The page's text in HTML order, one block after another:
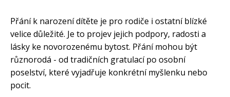
Přání k narození dítěte je pro rodiče i ostatní blízké
velice důležité. Je to projev jejich podpory, radosti a
lásky ke novorozenému bytost. Přání mohou být
různorodá - od tradičních gratulací po osobní
poselství, které vyjadřuje konkrétní myšlenku nebo
pocit.